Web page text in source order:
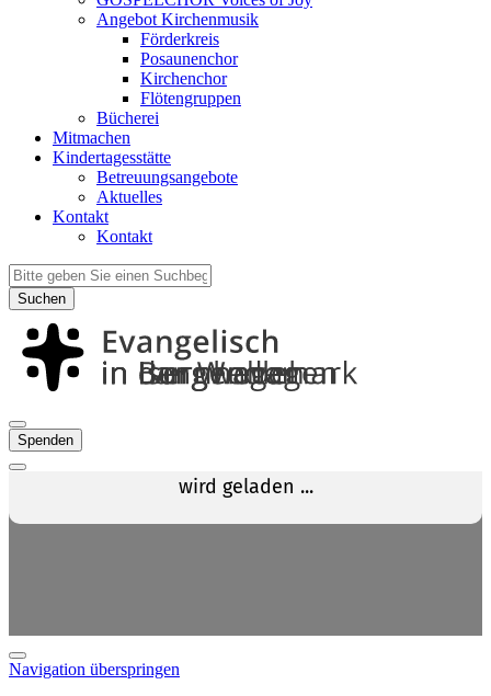
Angebot Kirchenmusik
Förderkreis
Posaunenchor
Kirchenchor
Flötengruppen
Bücherei
Mitmachen
Kindertagesstätte
Betreuungsangebote
Aktuelles
Kontakt
Kontakt
Suchen
Spenden
Navigation überspringen